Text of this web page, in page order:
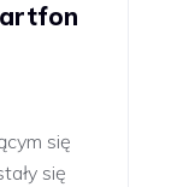
się
się